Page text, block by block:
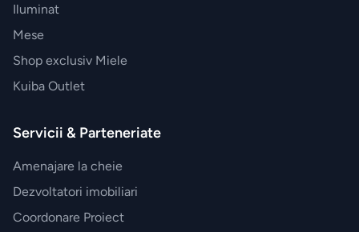
Iluminat
Mese
Shop exclusiv Miele
Kuiba Outlet
Servicii & Parteneriate
Amenajare la cheie
Dezvoltatori imobiliari
Coordonare Proiect